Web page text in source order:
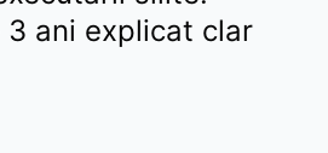
ani explicat clar